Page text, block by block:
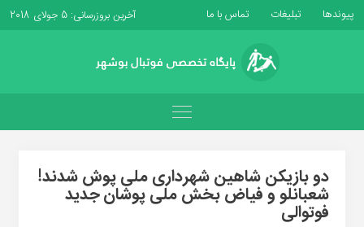
پیوندها تبلیغات تماس با ما آخرین بروزرسانی: 5 جولای 2018
دو بازیکن شاهین شهرداری ملی پوش شدند!
شعبانلو و فیاض بخش ملی پوشان جدید
فوتوالی